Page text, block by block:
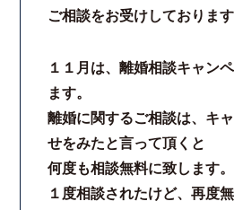
ご相談をお受けしております
１１月は、離婚相談キャン
ます。
離婚に関するご相談は、キ
せをみたと言って頂くと
何度も相談無料に致します。
１度相談されたけど、再度